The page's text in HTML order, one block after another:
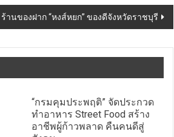
นของฝาก “หงส์หยก” ของดีจังหวัดราชบุรี
“กรมคุมประพฤติ” จัดประกวด
ทำอาหาร Street Food สร้าง
อาชีพผู้ก้าวพลาด คืนคนดีสู่